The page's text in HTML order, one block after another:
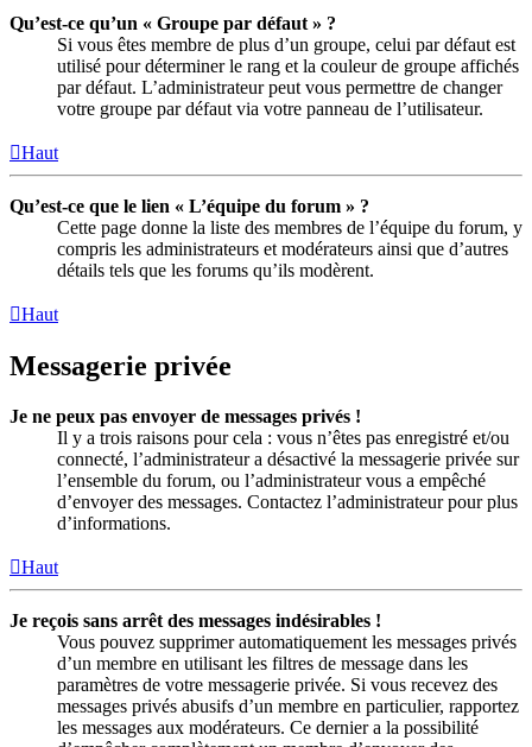
Qu’est-ce qu’un « Groupe par défaut » ?
Si vous êtes membre de plus d’un groupe, celui par défaut est
utilisé pour déterminer le rang et la couleur de groupe affichés
par défaut. L’administrateur peut vous permettre de changer
votre groupe par défaut via votre panneau de l’utilisateur.
Haut
Qu’est-ce que le lien « L’équipe du forum » ?
Cette page donne la liste des membres de l’équipe du forum, y
compris les administrateurs et modérateurs ainsi que d’autres
détails tels que les forums qu’ils modèrent.
Haut
Messagerie privée
Je ne peux pas envoyer de messages privés !
Il y a trois raisons pour cela : vous n’êtes pas enregistré et/ou
connecté, l’administrateur a désactivé la messagerie privée sur
l’ensemble du forum, ou l’administrateur vous a empêché
d’envoyer des messages. Contactez l’administrateur pour plus
d’informations.
Haut
Je reçois sans arrêt des messages indésirables !
Vous pouvez supprimer automatiquement les messages privés
d’un membre en utilisant les filtres de message dans les
paramètres de votre messagerie privée. Si vous recevez des
messages privés abusifs d’un membre en particulier, rapportez
les messages aux modérateurs. Ce dernier a la possibilité